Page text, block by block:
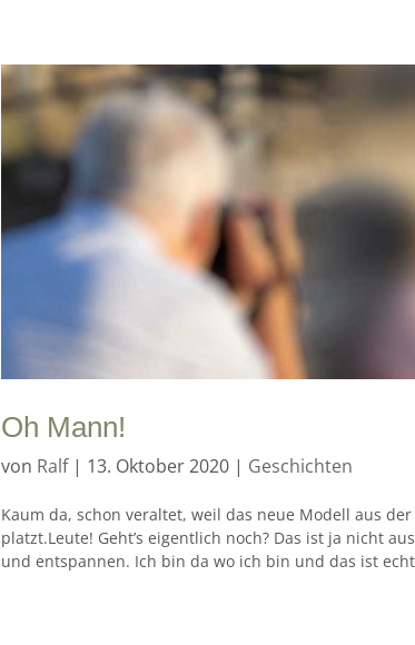
Oh Mann!
von Ralf| 13. Oktober 2020| Geschichten
Kaum da, schon veraltet, weil das neue Modell aus
platzt.Leute! Geht’s eigentlich noch? Das ist ja nicht
und entspannen. Ich bin da wo ich bin und das ist